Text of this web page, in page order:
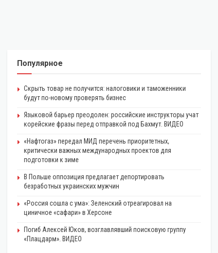
Популярное
Скрыть товар не получится: налоговики и таможенники
будут по-новому проверять бизнес
Языковой барьер преодолен: российские инструкторы учат
корейские фразы перед отправкой под Бахмут. ВИДЕО
«Нафтогаз» передал МИД перечень приоритетных,
критически важных международных проектов для
подготовки к зиме
В Польше оппозиция предлагает депортировать
безработных украинских мужчин
«Россия сошла с ума»: Зеленский отреагировал на
циничное «сафари» в Херсоне
Погиб Алексей Юков, возглавлявший поисковую группу
«Плацдарм». ВИДЕО